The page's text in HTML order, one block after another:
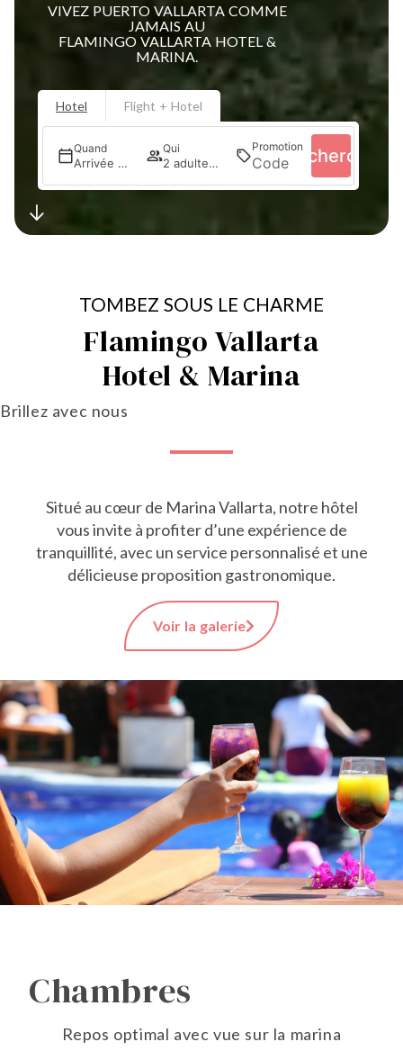
VIVEZ PUERTO VALLARTA COMME
JAMAIS AU
FLAMINGO VALLARTA HOTEL &
MARINA.
Hotel Flight + Hotel
Quand
Arrivée — Départ
Qui
2 adultes · 1 chambre
PromotionRecherche
TOMBEZ SOUS LE CHARME
Flamingo Vallarta
Hotel & Marina
Brillez avec nous
Situé au cœur de Marina Vallarta, notre hôtel
vous invite à profiter d’une expérience de
tranquillité, avec un service personnalisé et une
délicieuse proposition gastronomique.
Voir la galerie
Chambres
Repos optimal avec vue sur la marina